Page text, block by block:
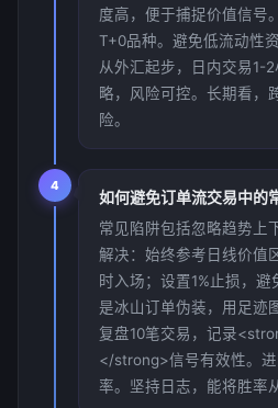
度高，便于捕捉价值信号
T+0品种。避免低流动性
从外汇起步，日内交易1-
略，风险可控。长期看，
险。
4
如何避免订单流交易中的
常见陷阱包括忽略趋势上
解决：始终参考日线价值
时入场；设置1%止损，
是冰山订单伪装，用足迹
复盘10笔交易，记录
</strong>信号有效性。
率。坚持日志，能将胜率